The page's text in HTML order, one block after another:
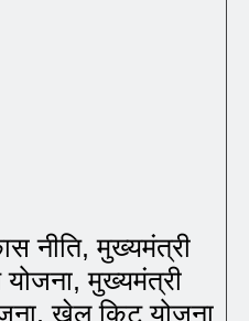
नीति, मुख्यमंत्री
योजना, मुख्यमंत्री
खेल किट योजना